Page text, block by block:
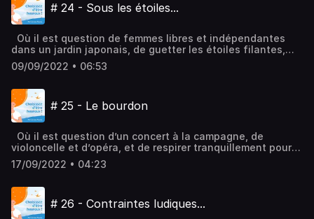
# 24 - Sous les étoiles...
Où il est question de femmes libres et indépendantes
dans un jardin japonais, de guetter les étoiles filantes,
d’attente fervente et d’espoirs inassouvis, et peut-être
même de partir avant la fin du concert !Hébergé par
confidentialite pour plus d'informations.
09/09/2022 • 06:53
# 25 - Le bourdon
Où il est question d’un concert à la campagne, de
violoncelle et d’opéra, et de respirer tranquillement pour
nous extraire du brouhaha du quotidien…Hébergé par
Audiomeans. Visitez audiomeans.fr/politique-de-
17/09/2022 • 04:23
# 26 - Contraintes ludiques...